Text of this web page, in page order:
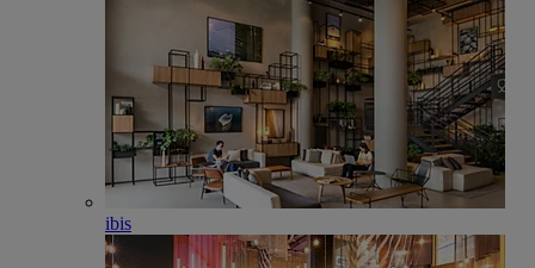
ibis